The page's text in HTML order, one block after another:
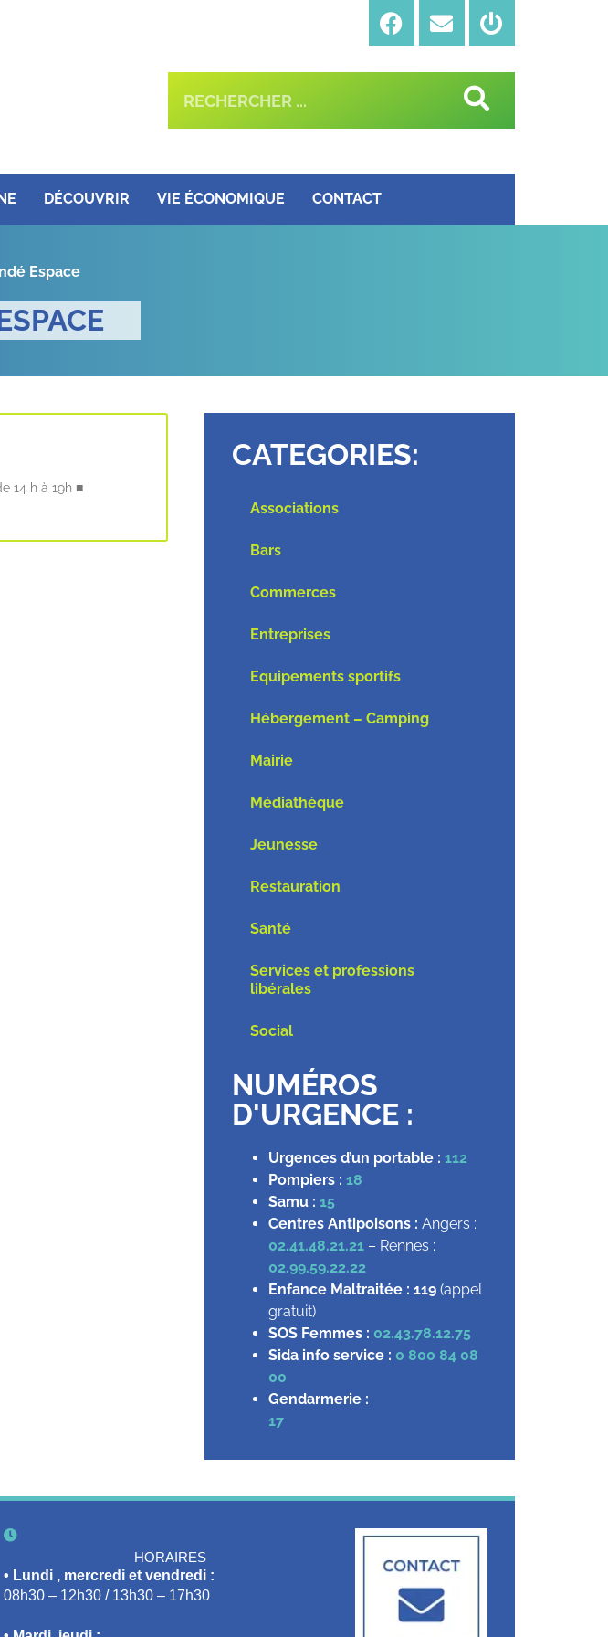
DÉCOUVRIR VIE ÉCONOMIQUE CONTACT
Espace
14 h à 19h ■
CATEGORIES:
Associations
Bars
Commerces
Entreprises
Equipements sportifs
Hébergement – Camping
Mairie
Médiathèque
Jeunesse
Restauration
Santé
Services et professions
libérales
Social
NUMÉROS
D'URGENCE :
Urgences d’un portable : 112
Pompiers : 18
Samu : 15
Centres Antipoisons : Angers :
02.41.48.21.21– Rennes :
02.99.59.22.22
Enfance Maltraitée : 119(appel
gratuit)
SOS Femmes : 02.43.78.12.75
Sida info service : 0 800 84 08
00
Gendarmerie :
17
HORAIRES
• Lundi , mercredi et vendredi :
08h30 – 12h30 / 13h30 – 17h30